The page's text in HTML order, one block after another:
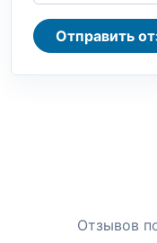
Отзывов